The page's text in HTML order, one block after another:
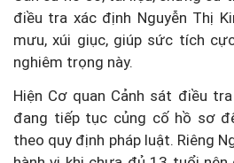
điều tra xác định Nguyễn Thị
mưu, xúi giục, giúp sức tích
nghiêm trọng này.
Hiện Cơ quan Cảnh sát điều
đang tiếp tục củng cố hồ sơ
theo quy định pháp luật. Riêng